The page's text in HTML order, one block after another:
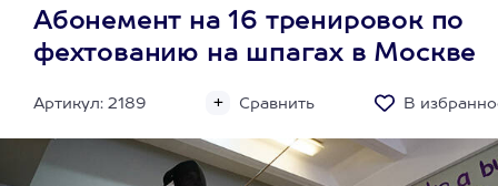
Абонемент на 16 тренировок по
фехтованию на шпагах в Москве
Артикул: 2189 Сравнить В